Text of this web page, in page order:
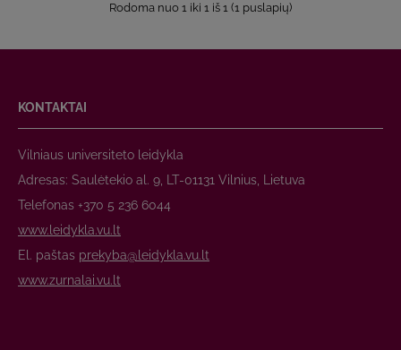
Rodoma nuo 1 iki 1 iš 1 (1 puslapių)
KONTAKTAI
Vilniaus universiteto leidykla
Adresas: Saulėtekio al. 9, LT-01131 Vilnius, Lietuva
Telefonas +370 5 236 6044
www.leidykla.vu.lt
El. paštas prekyba@leidykla.vu.lt
www.zurnalai.vu.lt